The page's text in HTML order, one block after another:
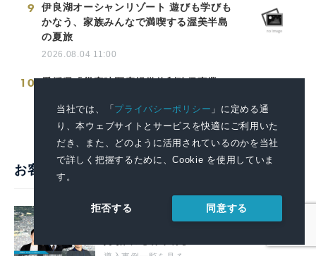
当社では、「プライバシーポリシー 」に定める通
り、本ウェブサイトとサービスを快適にご利用いた
だき、また、どのように活用されているのかを当社
で詳しく把握するために、Cookie を使用していま
す。
拒否する 同意する
9
伊良湖オーシャンリゾート 遊びも学びも
かなう、家族みんなで満喫する渥美半島
の夏旅
2026.08.04 11:00
10
愛媛県「災害時医療提供体制確保事業」
2026.03.19 14:00
お客様の声・活用事例
戦略的広報で堺の魅力を全国へ。プレ
スリリースを起点に広がる情報発信の